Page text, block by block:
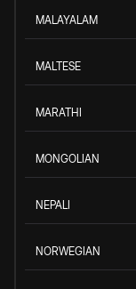
MALAYALAM
MALTESE
MARATHI
MONGOLIAN
NEPALI
NORWEGIAN